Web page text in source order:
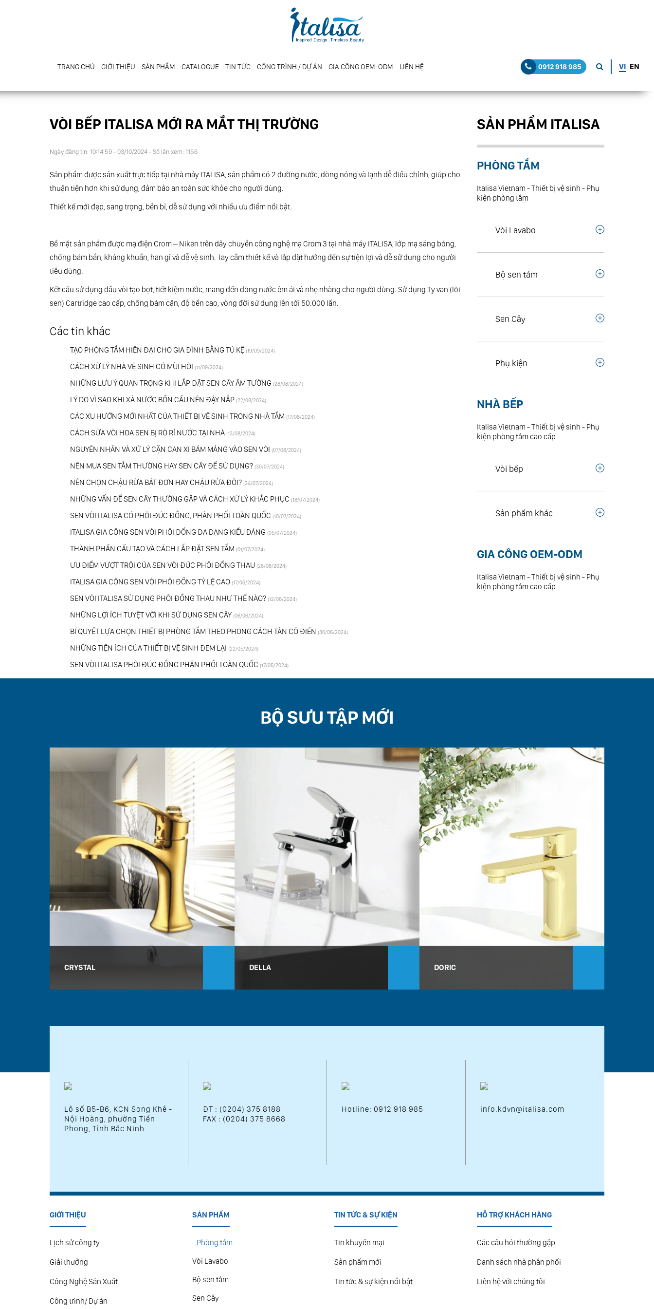
TRANG CHỦ GIỚI THIỆU SẢN PHẨM CATALOGUE TIN TỨC CÔNG TRÌNH / DỰ ÁN GIA CÔNG OEM-ODM LIÊN HỆ VI EN
0912 918 985
VÒI BẾP ITALISA MỚI RA MẮT THỊ TRƯỜNG
Ngày đăng tin: 10:14:59 - 03/10/2024 - Số lần xem: 1156
Sản phẩm được sản xuất trực tiếp tại nhà máy ITALISA, sản phẩm có 2 đường nước, dòng nóng và lạnh dễ điều chỉnh, giúp cho
thuận tiện hơn khi sử dụng, đảm bảo an toàn sức khỏe cho người dùng.
Thiết kế mới đẹp, sang trọng, bền bỉ, dễ sử dụng với nhiều ưu điểm nổi bật.
Bề mặt sản phẩm được mạ điện Crom – Niken trên dây chuyền công nghệ mạ Crom 3 tại nhà máy ITALISA, lớp mạ sáng bóng,
chống bám bẩn, kháng khuẩn, han gỉ và dễ vệ sinh. Tay cầm thiết kế và lắp đặt hướng đến sự tiện lợi và dễ sử dụng cho người
tiêu dùng.
Kết cấu sử dụng đầu vòi tạo bọt, tiết kiệm nước, mang đến dòng nước êm ái và nhẹ nhàng cho người dùng. Sử dụng Ty van (lõi
sen) Cartridge cao cấp, chống bám cặn, độ bền cao, vòng đời sử dụng lên tới 50.000 lần.
Các tin khác
TẠO PHÒNG TẮM HIỆN ĐẠI CHO GIA ĐÌNH BẰNG TỦ KỆ (19/09/2024)
CÁCH XỬ LÝ NHÀ VỆ SINH CÓ MÙI HÔI (11/09/2024)
NHỮNG LƯU Ý QUAN TRỌNG KHI LẮP ĐẶT SEN CÂY ÂM TƯỜNG (28/08/2024)
LÝ DO VÌ SAO KHI XẢ NƯỚC BỒN CẦU NÊN ĐẬY NẮP (22/08/2024)
CÁC XU HƯỚNG MỚI NHẤT CỦA THIẾT BỊ VỆ SINH TRONG NHÀ TẮM (17/08/2024)
CÁCH SỬA VÒI HOA SEN BỊ RÒ RỈ NƯỚC TẠI NHÀ (13/08/2024)
NGUYÊN NHÂN VÀ XỬ LÝ CẶN CAN XI BÁM MẢNG VÀO SEN VÒI (07/08/2024)
NÊN MUA SEN TẮM THƯỜNG HAY SEN CÂY ĐỂ SỬ DỤNG? (30/07/2024)
NÊN CHỌN CHẬU RỬA BÁT ĐƠN HAY CHẬU RỬA ĐÔI? (24/07/2024)
NHỮNG VẤN ĐỀ SEN CÂY THƯỜNG GẶP VÀ CÁCH XỬ LÝ KHẮC PHỤC (18/07/2024)
SEN VÒI ITALISA CÓ PHÔI ĐÚC ĐỒNG, PHÂN PHỐI TOÀN QUỐC (10/07/2024)
ITALISA GIA CÔNG SEN VÒI PHÔI ĐỒNG ĐA DẠNG KIỂU DÁNG (05/07/2024)
THÀNH PHẦN CẤU TẠO VÀ CÁCH LẮP ĐẶT SEN TẮM (01/07/2024)
ƯU ĐIỂM VƯỢT TRỘI CỦA SEN VÒI ĐÚC PHÔI ĐỒNG THAU (26/06/2024)
ITALISA GIA CÔNG SEN VÒI PHÔI ĐỒNG TỶ LỆ CAO (17/06/2024)
SEN VÒI ITALISA SỬ DỤNG PHÔI ĐỒNG THAU NHƯ THẾ NÀO? (12/06/2024)
NHỮNG LỢI ÍCH TUYỆT VỜI KHI SỬ DỤNG SEN CÂY (06/06/2024)
BÍ QUYẾT LỰA CHỌN THIẾT BỊ PHÒNG TẮM THEO PHONG CÁCH TÂN CỔ ĐIỂN (30/05/2024)
NHỮNG TIỆN ÍCH CỦA THIẾT BỊ VỆ SINH ĐEM LẠI (22/05/2024)
SEN VÒI ITALISA PHÔI ĐÚC ĐỒNG PHÂN PHỐI TOÀN QUỐC (17/05/2024)
SẢN PHẨM ITALISA
PHÒNG TẮM
Italisa Vietnam - Thiết bị vệ sinh - Phụ
kiện phòng tắm
Vòi Lavabo
Bộ sen tắm
Sen Cây
Phụ kiện
NHÀ BẾP
Italisa Vietnam - Thiết bị vệ sinh - Phụ
kiện phòng tắm cao cấp
Vòi bếp
Sản phẩm khác
GIA CÔNG OEM-ODM
Italisa Vietnam - Thiết bị vệ sinh - Phụ
kiện phòng tắm cao cấp
BỘ SƯU TẬP MỚI
CRYSTAL DELLA DORIC
Lô số B5-B6, KCN Song Khê -
Nội Hoàng, phường Tiền
Phong, Tỉnh Bắc Ninh
ĐT : (0204) 375 8188
FAX : (0204) 375 8668
Hotline: 0912 918 985 info.kdvn@italisa.com
GIỚI THIỆU
Lịch sử công ty
Giải thưởng
Công Nghệ Sản Xuất
Công trình/ Dự án
SẢN PHẨM
- Phòng tắm
Vòi Lavabo
Bộ sen tắm
Sen Cây
TIN TỨC & SỰ KIỆN
Tin khuyến mại
Sản phẩm mới
Tin tức & sự kiện nổi bật
HỖ TRỢ KHÁCH HÀNG
Các câu hỏi thường gặp
Danh sách nhà phân phối
Liên hệ với chúng tôi